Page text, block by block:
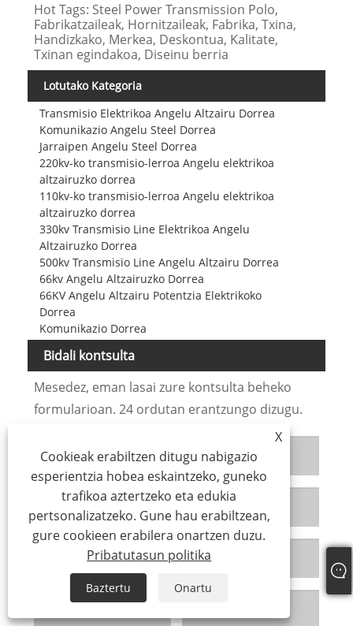
Hot Tags: Steel Power Transmission Polo,
Fabrikatzaileak, Hornitzaileak, Fabrika, Txina,
Handizkako, Merkea, Deskontua, Kalitate,
Txinan egindakoa, Diseinu berria
Lotutako Kategoria
Transmisio Elektrikoa Angelu Altzairu Dorrea
Komunikazio Angelu Steel Dorrea
Jarraipen Angelu Steel Dorrea
220kv-ko transmisio-lerroa Angelu elektrikoa
altzairuzko dorrea
110kv-ko transmisio-lerroa Angelu elektrikoa
altzairuzko dorrea
330kv Transmisio Line Elektrikoa Angelu
Altzairuzko Dorrea
500kv Transmisio Line Angelu Altzairu Dorrea
66kv Angelu Altzairuzko Dorrea
66KV Angelu Altzairu Potentzia Elektrikoko
Dorrea
Komunikazio Dorrea
Bidali kontsulta
Mesedez, eman lasai zure kontsulta beheko
formularioan. 24 ordutan erantzungo dizugu.
X
Cookieak erabiltzen ditugu nabigazio
esperientzia hobea eskaintzeko, guneko
trafikoa aztertzeko eta edukia
pertsonalizatzeko. Gune hau erabiltzean,
gure cookieen erabilera onartzen duzu.
Pribatutasun politika
Baztertu Onartu